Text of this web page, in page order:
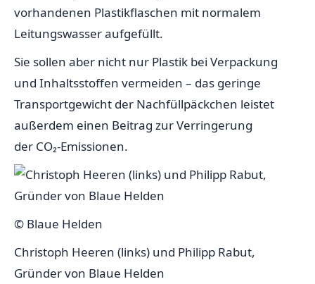
vorhandenen Plastikflaschen mit normalem
Leitungswasser aufgefüllt.
Sie sollen aber nicht nur Plastik bei Verpackung
und Inhaltsstoffen vermeiden – das geringe
Transportgewicht der Nachfüllpäckchen leistet
außerdem einen Beitrag zur Verringerung
der CO₂-Emissionen.
© Blaue Helden
Christoph Heeren (links) und Philipp Rabut,
Gründer von Blaue Helden